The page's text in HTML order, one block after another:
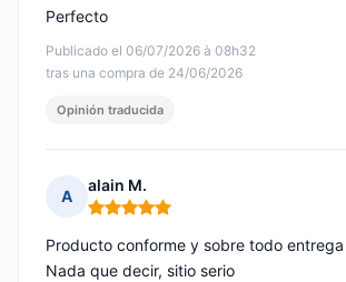
Publicado el 06/07/2026 à 08h32
tras una compra de 24/06/2026
Perfecto
Opinión traducida
A
alain M.
Nota: 5 de 5
Producto conforme y sobre todo
Nada que decir, sitio serio